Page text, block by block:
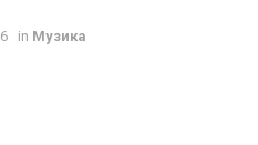
in Музика